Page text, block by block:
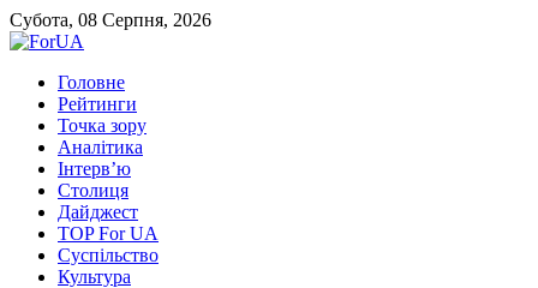
Субота, 08 Серпня, 2026
Головне
Рейтинги
Точка зору
Аналітика
Інтерв’ю
Столиця
Дайджест
TOP For UA
Суспiльство
Культура